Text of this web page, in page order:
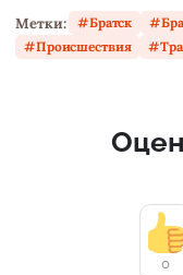
Метки: Братск
Происшествия
0